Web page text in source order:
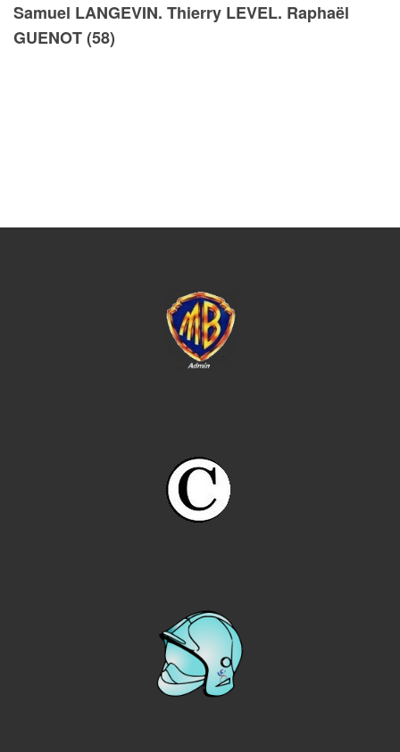
Samuel LANGEVIN. Thierry LEVEL. Raphaël
GUENOT (58)